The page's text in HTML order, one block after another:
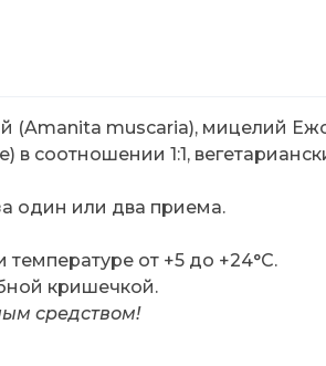
(Amanita muscaria), мицелий
в соотношении 1:1,
один или два приема.
температуре от +5 до +24°C.
кришечкой.
средством!